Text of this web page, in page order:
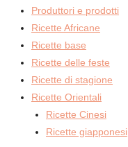
Produttori e prodotti
Ricette Africane
Ricette base
Ricette delle feste
Ricette di stagione
Ricette Orientali
Ricette Cinesi
Ricette giapponesi